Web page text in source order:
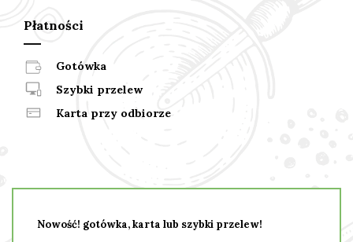
Płatności
Gotówka
Szybki przelew
Karta przy odbiorze
Nowość! gotówka, karta lub szybki przelew!